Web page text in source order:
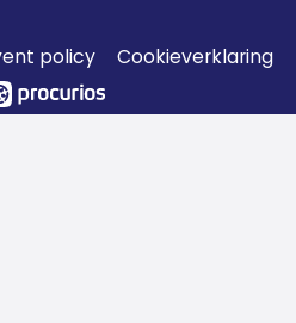
policy
Cookieverklaring